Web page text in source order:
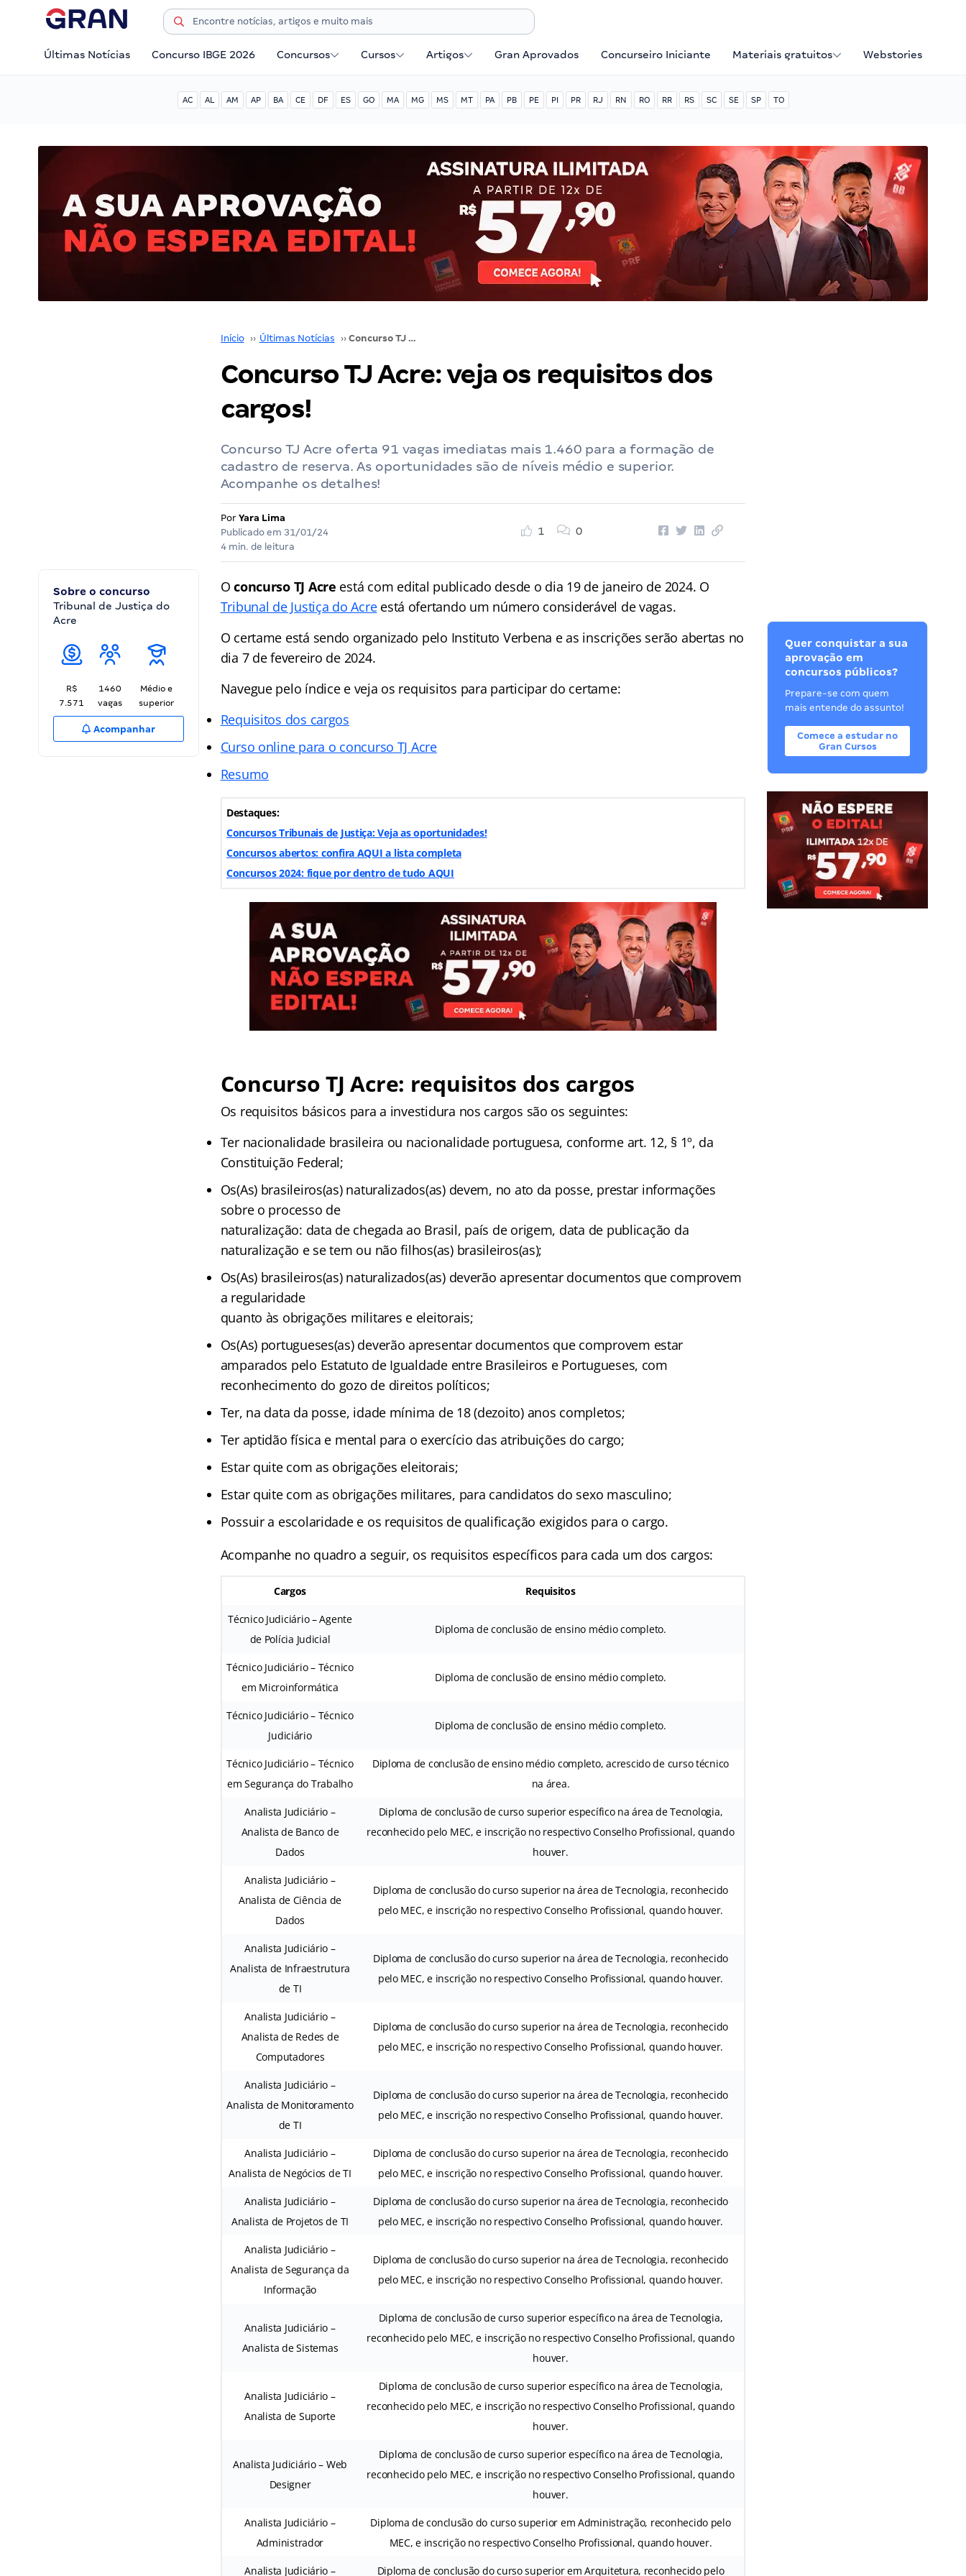
Últimas Notícias Concurso IBGE 2026 Concursos Cursos Artigos Gran Aprovados Concurseiro Iniciante Materiais gratuitos Webstories
AC AL AM AP BA CE DF ES GO MA MG MS MT PA PB PE PI PR RJ RN RO RR RS SC SE SP TO
Início ›› Últimas Notícias ›› Concurso TJ Acre: veja os requisitos dos cargos!
Concurso TJ Acre: veja os requisitos dos
cargos!
Concurso TJ Acre oferta 91 vagas imediatas mais 1.460 para a formação de
cadastro de reserva. As oportunidades são de níveis médio e superior.
Acompanhe os detalhes!
Por Yara Lima
Publicado em 31/01/24
4 min. de leitura
1 0
Sobre o concurso
Tribunal de Justiça do
Acre
R$
7.571
1460
vagas
Médio e
superior
Acompanhar
Oconcurso TJ Acre está com edital publicado desde o dia 19 de janeiro de 2024. O
Tribunal de Justiça do Acreestá ofertando um número considerável de vagas.
O certame está sendo organizado pelo Instituto Verbena e as inscrições serão abertas no
dia 7 de fevereiro de 2024.
Navegue pelo índice e veja os requisitos para participar do certame:
Requisitos dos cargos
Curso online para o concurso TJ Acre
Resumo
Destaques:
Concursos Tribunais de Justiça: Veja as oportunidades!
Concursos abertos: confira AQUI a lista completa
Concursos 2024: fique por dentro de tudo AQUI
Concurso TJ Acre: requisitos dos cargos
Os requisitos básicos para a investidura nos cargos são os seguintes:
Ter nacionalidade brasileira ou nacionalidade portuguesa, conforme art. 12, § 1º, da
Constituição Federal;
Os(As) brasileiros(as) naturalizados(as) devem, no ato da posse, prestar informações
sobre o processo de
naturalização: data de chegada ao Brasil, país de origem, data de publicação da
naturalização e se tem ou não filhos(as) brasileiros(as);
Os(As) brasileiros(as) naturalizados(as) deverão apresentar documentos que comprovem
a regularidade
quanto às obrigações militares e eleitorais;
Os(As) portugueses(as) deverão apresentar documentos que comprovem estar
amparados pelo Estatuto de Igualdade entre Brasileiros e Portugueses, com
reconhecimento do gozo de direitos políticos;
Ter, na data da posse, idade mínima de 18 (dezoito) anos completos;
Ter aptidão física e mental para o exercício das atribuições do cargo;
Estar quite com as obrigações eleitorais;
Estar quite com as obrigações militares, para candidatos do sexo masculino;
Possuir a escolaridade e os requisitos de qualificação exigidos para o cargo.
Acompanhe no quadro a seguir, os requisitos específicos para cada um dos cargos:
Cargos Requisitos
Técnico Judiciário – Agente
de Polícia Judicial
Diploma de conclusão de ensino médio completo.
Técnico Judiciário – Técnico
em Microinformática
Diploma de conclusão de ensino médio completo.
Técnico Judiciário – Técnico
Judiciário
Diploma de conclusão de ensino médio completo.
Técnico Judiciário – Técnico
em Segurança do Trabalho
Diploma de conclusão de ensino médio completo, acrescido de curso técnico
na área.
Analista Judiciário –
Analista de Banco de
Dados
Diploma de conclusão de curso superior específico na área de Tecnologia,
reconhecido pelo MEC, e inscrição no respectivo Conselho Profissional, quando
houver.
Analista Judiciário –
Analista de Ciência de
Dados
Diploma de conclusão do curso superior na área de Tecnologia, reconhecido
pelo MEC, e inscrição no respectivo Conselho Profissional, quando houver.
Analista Judiciário –
Analista de Infraestrutura
de TI
Diploma de conclusão do curso superior na área de Tecnologia, reconhecido
pelo MEC, e inscrição no respectivo Conselho Profissional, quando houver.
Analista Judiciário –
Analista de Redes de
Computadores
Diploma de conclusão do curso superior na área de Tecnologia, reconhecido
pelo MEC, e inscrição no respectivo Conselho Profissional, quando houver.
Analista Judiciário –
Analista de Monitoramento
de TI
Diploma de conclusão do curso superior na área de Tecnologia, reconhecido
pelo MEC, e inscrição no respectivo Conselho Profissional, quando houver.
Analista Judiciário –
Analista de Negócios de TI
Diploma de conclusão do curso superior na área de Tecnologia, reconhecido
pelo MEC, e inscrição no respectivo Conselho Profissional, quando houver.
Analista Judiciário –
Analista de Projetos de TI
Diploma de conclusão do curso superior na área de Tecnologia, reconhecido
pelo MEC, e inscrição no respectivo Conselho Profissional, quando houver.
Analista Judiciário –
Analista de Segurança da
Informação
Diploma de conclusão do curso superior na área de Tecnologia, reconhecido
pelo MEC, e inscrição no respectivo Conselho Profissional, quando houver.
Analista Judiciário –
Analista de Sistemas
Diploma de conclusão de curso superior específico na área de Tecnologia,
reconhecido pelo MEC, e inscrição no respectivo Conselho Profissional, quando
houver.
Analista Judiciário –
Analista de Suporte
Diploma de conclusão de curso superior específico na área de Tecnologia,
reconhecido pelo MEC, e inscrição no respectivo Conselho Profissional, quando
houver.
Analista Judiciário – Web
Designer
Diploma de conclusão de curso superior específico na área de Tecnologia,
reconhecido pelo MEC, e inscrição no respectivo Conselho Profissional, quando
houver.
Analista Judiciário –
Administrador
Diploma de conclusão do curso superior em Administração, reconhecido pelo
MEC, e inscrição no respectivo Conselho Profissional, quando houver.
Analista Judiciário – Diploma de conclusão do curso superior em Arquitetura, reconhecido pelo
Quer conquistar a sua
aprovação em
concursos públicos?
Prepare-se com quem
mais entende do assunto!
Comece a estudar no
Gran Cursos